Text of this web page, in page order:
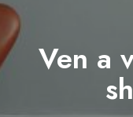
Ven a